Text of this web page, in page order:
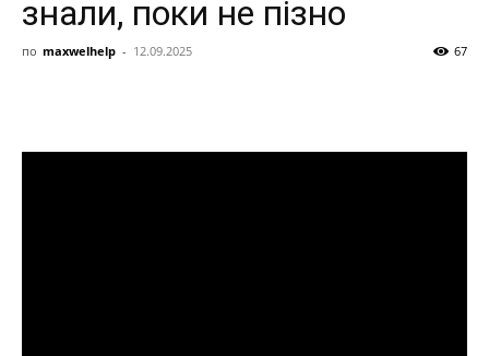
знали, поки не пізно
по maxwelhelp - 12.09.2025 67